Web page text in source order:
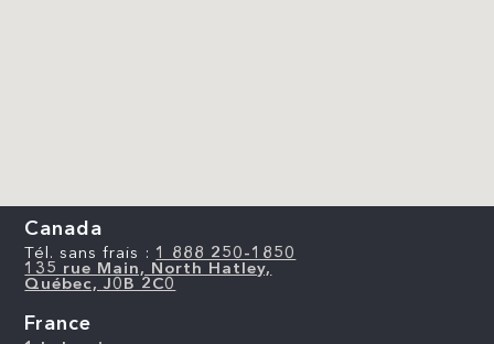
Canada
Tél. sans frais : 1 888 250-1850
135 rue Main, North Hatley,
Québec, J0B 2C0
France